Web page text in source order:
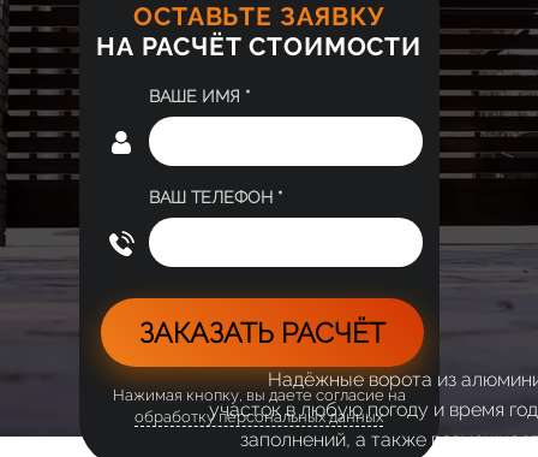
ОСТАВЬТЕ ЗАЯВКУ
НА РАСЧЁТ СТОИМОСТИ
ВАШЕ ИМЯ *
ВАШ ТЕЛЕФОН *
ЗАКАЗАТЬ РАСЧЁТ
Нажимая кнопку, вы даете согласие на
обработку персональных данных
Надёжные ворота из
участок в любую погоду и время
заполнений, а также